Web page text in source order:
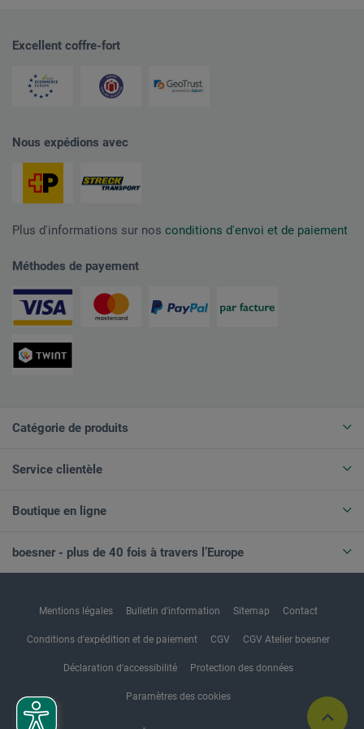
Excellent coffre-fort
Nous expédions avec
Plus d'informations sur nos conditions d'envoi et de paiement
Méthodes de payement
Catégorie de produits
Service clientèle
Boutique en ligne
boesner - plus de 40 fois à travers l’Europe
Mentions légales Bulletin d'information Sitemap Contact
Conditions d'expédition et de paiement CGV CGV Atelier boesner
Déclaration d'accessibilité Protection des données
Paramètres des cookies